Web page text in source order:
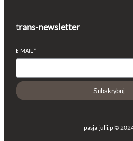
trans-newsletter
E-MAIL *
Subskrybuj
pasja-julii.pl©